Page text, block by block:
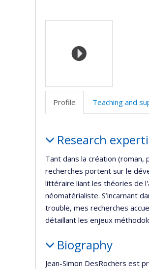
Media
Profile Teaching and
Research
Tant dans la création (roman,
recherches portent sur le
littéraire liant les théories de
néomatérialiste. S’incarnant
trouble, mes recherches
détaillant les enjeux
Biography
Jean-Simon DesRochers est